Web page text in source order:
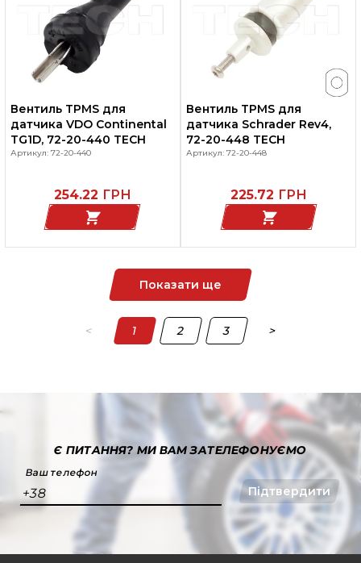
Вентиль TPMS для
датчика VDO Continental
TG1D, 72-20-440 TECH
Артикул: 72-20-440
254.22 ГРН
Вентиль TPMS для
датчика Schrader Rev4,
72-20-448 TECH
Артикул: 72-20-448
225.72 ГРН
Показати ще
< 1 2 3 >
Є ПИТАННЯ?МИ ВАМ ЗАТЕЛЕФОНУЄМО
Ваш телефон
+38 Підтвердити